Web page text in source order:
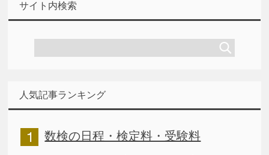
サイト内検索
人気記事ランキング
数検の日程・検定料・受験料